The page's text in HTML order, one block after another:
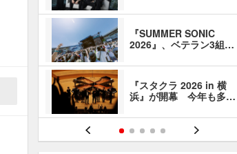
『SUMMER SONIC
2026』、ベテラン3組…
『スタクラ 2026 in 横
浜』が開幕 今年も多…